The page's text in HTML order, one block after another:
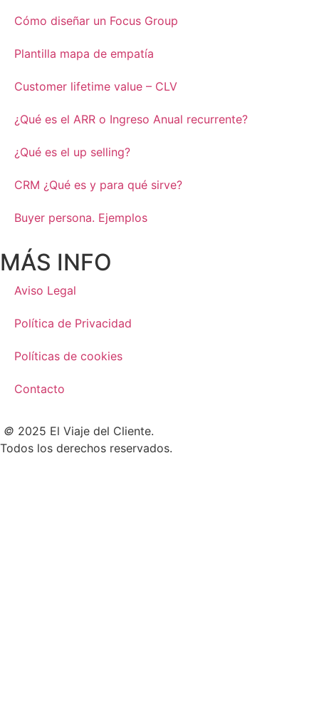
Cómo diseñar un Focus Group
Plantilla mapa de empatía
Customer lifetime value – CLV
¿Qué es el ARR o Ingreso Anual recurrente?
¿Qué es el up selling?
CRM ¿Qué es y para qué sirve?
Buyer persona. Ejemplos
MÁS INFO
Aviso Legal
Política de Privacidad
Políticas de cookies
Contacto
© 2025 El Viaje del Cliente.
Todos los derechos reservados.